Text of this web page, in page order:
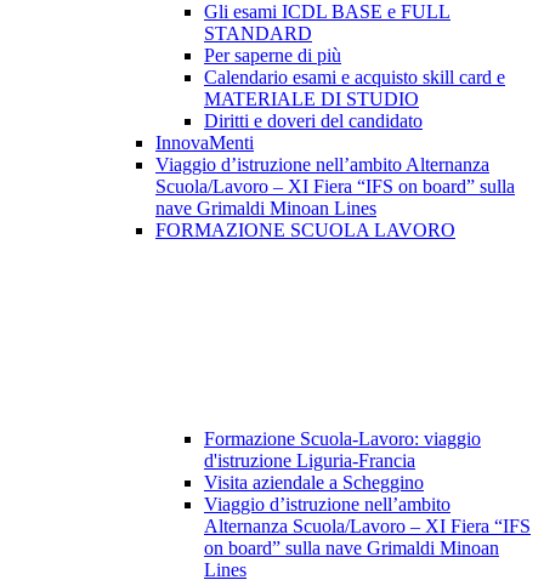
Gli esami ICDL BASE e FULL
STANDARD
Per saperne di più
Calendario esami e acquisto skill card e
MATERIALE DI STUDIO
Diritti e doveri del candidato
InnovaMenti
Viaggio d’istruzione nell’ambito Alternanza
Scuola/Lavoro – XI Fiera “IFS on board” sulla
nave Grimaldi Minoan Lines
FORMAZIONE SCUOLA LAVORO
Formazione Scuola-Lavoro: viaggio
d'istruzione Liguria-Francia
Visita aziendale a Scheggino
Viaggio d’istruzione nell’ambito
Alternanza Scuola/Lavoro – XI Fiera “IFS
on board” sulla nave Grimaldi Minoan
Lines